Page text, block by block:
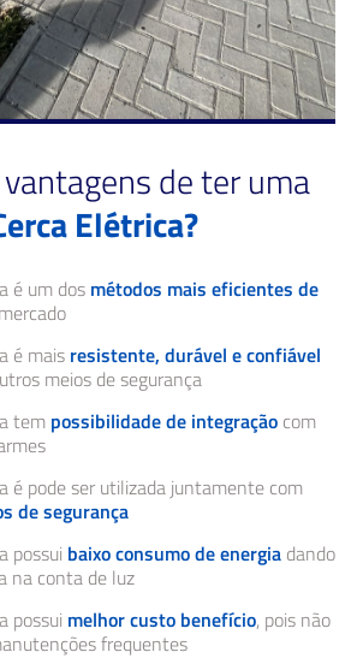
de ter uma
Elétrica?
é um dos métodos mais eficientes de
é mais resistente, durável e confiável
meios de segurança
tem possibilidade de integração com
é pode ser utilizada juntamente com
de segurança
possui baixo consumo de energia dando
na conta de luz
possui melhor custo benefício, pois não
frequentes